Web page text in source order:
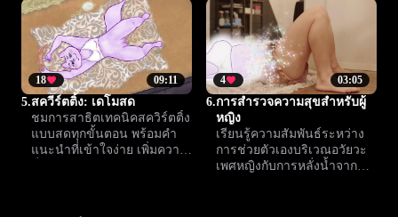
เรียนนี้ช่วยให้คุณเข้าใจ
ร่างกายตัวเองมากขึ้น
ความสุขและสำรวจความรู้สึก
ใหม่
09:11
18
5.สควีร์ตติ้ง: เดโมสด
ชมการสาธิตเทคนิคสควิร์ตติ้ง
แบบสดทุกขั้นตอน พร้อมคำ
แนะนำที่เข้าใจง่าย เพิ่มความ
03:05
4
6.การสำรวจความสุขสำหรับผู้
หญิง
เรียนรู้ความสัมพันธ์ระหว่าง
การช่วยตัวเองบริเวณอวัยวะ
เพศหญิงกับการหลั่งน้ำจาก